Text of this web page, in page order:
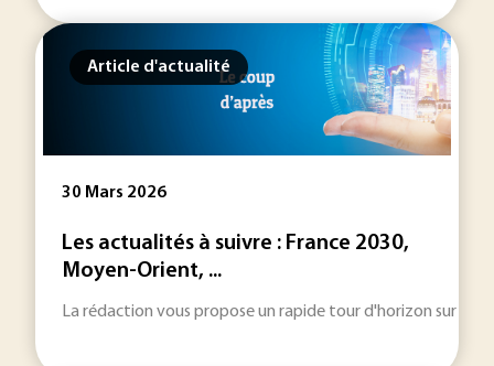
Article d'actualité
30 Mars 2026
Les actualités à suivre : France 2030,
Moyen-Orient, ...
La rédaction vous propose un rapide tour d'horizon sur les